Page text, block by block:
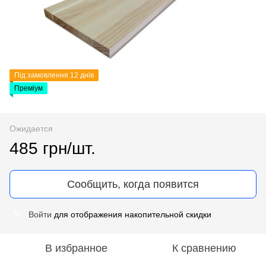
Під замовлення 12 днів
Преміум
Ожидается
485 грн/шт.
Сообщить, когда появится
Войти для отображения накопительной скидки
В избранное К сравнению